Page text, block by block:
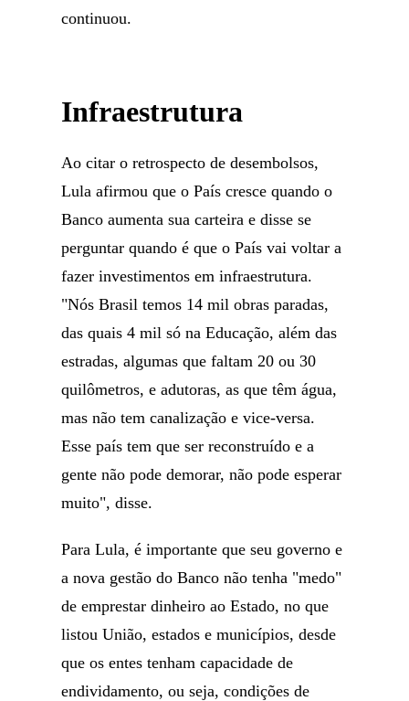
continuou.
Infraestrutura
Ao citar o retrospecto de desembolsos,
Lula afirmou que o País cresce quando o
Banco aumenta sua carteira e disse se
perguntar quando é que o País vai voltar a
fazer investimentos em infraestrutura.
"Nós Brasil temos 14 mil obras paradas,
das quais 4 mil só na Educação, além das
estradas, algumas que faltam 20 ou 30
quilômetros, e adutoras, as que têm água,
mas não tem canalização e vice-versa.
Esse país tem que ser reconstruído e a
gente não pode demorar, não pode esperar
muito", disse.
Para Lula, é importante que seu governo e
a nova gestão do Banco não tenha "medo"
de emprestar dinheiro ao Estado, no que
listou União, estados e municípios, desde
que os entes tenham capacidade de
endividamento, ou seja, condições de